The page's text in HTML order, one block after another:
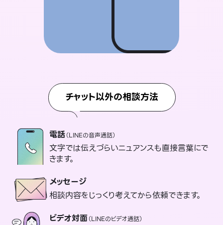
チャット以外の相談方法
電話（LINEの音声通話）
文字では伝えづらいニュアンスも直接言葉にで
きます。
メッセージ
相談内容をじっくり考えてから依頼できます。
ビデオ対面（LINEのビデオ通話）